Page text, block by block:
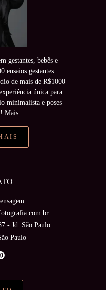
gestantes, bebês e
ensaios gestantes
de mais de R$1000
única para
minimalista e poses
Mais...
- Jd. São Paulo
Paulo